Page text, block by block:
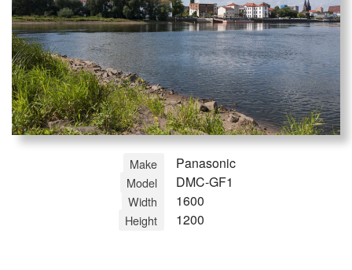
Make Panasonic
Model DMC-GF1
Width 1600
Height 1200